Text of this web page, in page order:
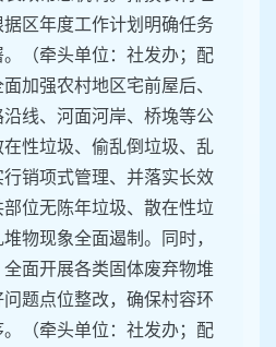
区年度工作计划明确任务
（牵头单位：社发办；配
加强农村地区宅前屋后、
线、河面河岸、桥堍等公
性垃圾、偷乱倒垃圾、乱
销项式管理、并落实长效
位无陈年垃圾、散在性垃
物现象全面遏制。同时，
面开展各类固体废弃物堆
题点位整改，确保村容环
（牵头单位：社发办；配